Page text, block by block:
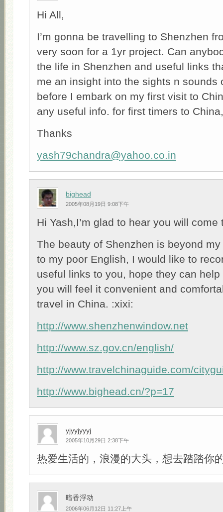
Hi All,
I’m gonna be travelling to Shenzhen
very soon for a 1yr project. Can
the life in Shenzhen and useful links
me an insight into the sights n sounds
before I embark on my first visit to
any useful info. for first timers to
Thanks
yash79chandra@yahoo.co.in
bighead
2005年08月19日 9:08下午
Hi Yash,I’m glad to hear you will come
The beauty of Shenzhen is beyond
to my poor English, I would like to
useful links to you, hope they can
you will feel it convenient and
travel in China. :xixi:
http://www.shenzhenwindow.net
http://www.sz.gov.cn/english/
http://www.travelchinaguide.com/
http://www.bighead.cn/?p=17
yjyyjyyyj
2005年10月29日 2:38下午
热爱生活的，浪漫的大头，想去踏踏你
暗香浮动
2006年06月12日 11:27上午